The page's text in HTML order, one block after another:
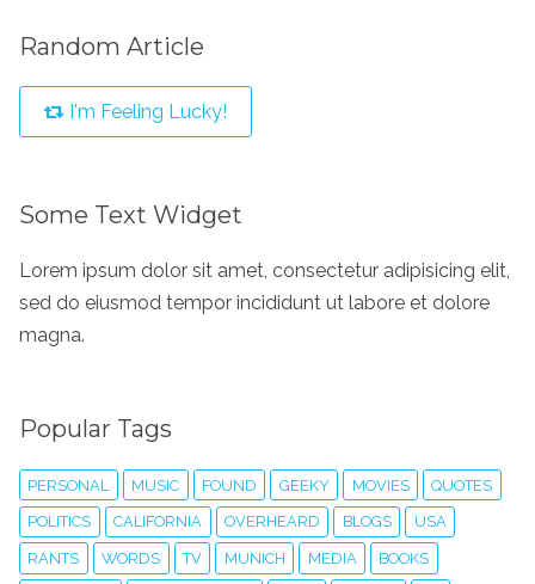
Random Article
I'm Feeling Lucky!
Some Text Widget
Lorem ipsum dolor sit amet, consectetur adipisicing elit,
sed do eiusmod tempor incididunt ut labore et dolore
magna.
Popular Tags
PERSONAL MUSIC FOUND GEEKY MOVIES QUOTES
POLITICS CALIFORNIA OVERHEARD BLOGS USA
RANTS WORDS TV MUNICH MEDIA BOOKS